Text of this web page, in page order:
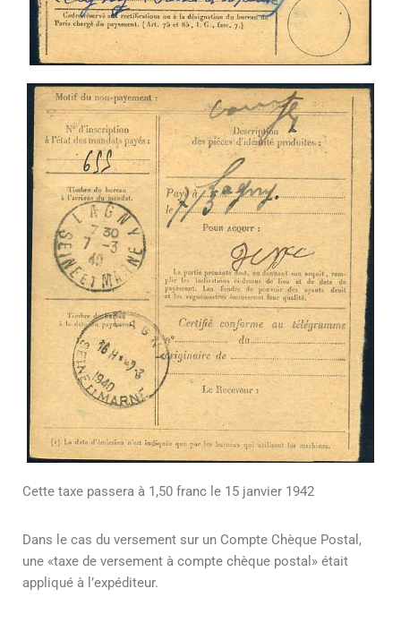
Cette taxe passera à 1,50 franc le 15 janvier 1942
Dans le cas du versement sur un Compte Chèque Postal,
une «taxe de versement à compte chèque postal» était
appliqué à l’expéditeur.